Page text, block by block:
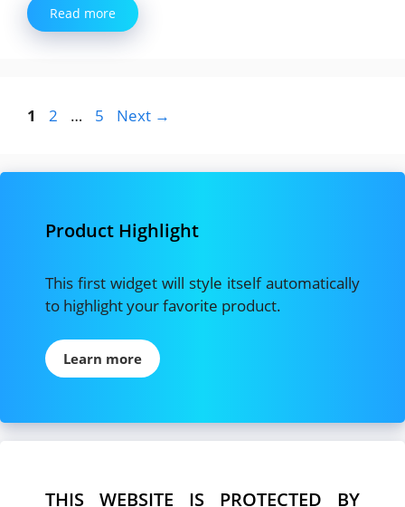
Read more
Page
1 Page
2 … Page
5 Next →
Product Highlight
This first widget will style itself automatically
to highlight your favorite product.
Learn more
THIS WEBSITE IS PROTECTED BY